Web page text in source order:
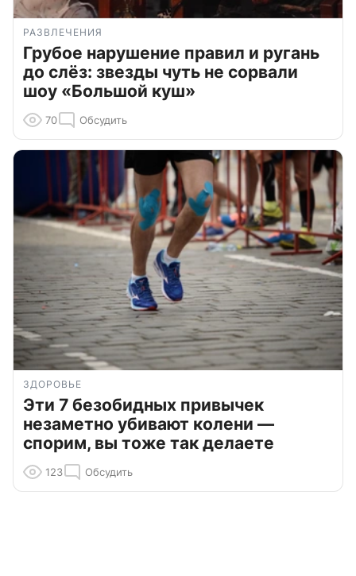
РАЗВЛЕЧЕНИЯ
Грубое нарушение правил и ругань
до слёз: звезды чуть не сорвали
шоу «Большой куш»
70 Обсудить
ЗДОРОВЬЕ
Эти 7 безобидных привычек
незаметно убивают колени —
спорим, вы тоже так делаете
123 Обсудить